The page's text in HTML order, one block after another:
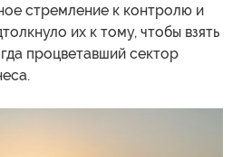
стремление к контролю и
их к тому, чтобы взять
процветавший сектор